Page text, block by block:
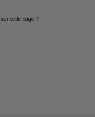
cette page ?